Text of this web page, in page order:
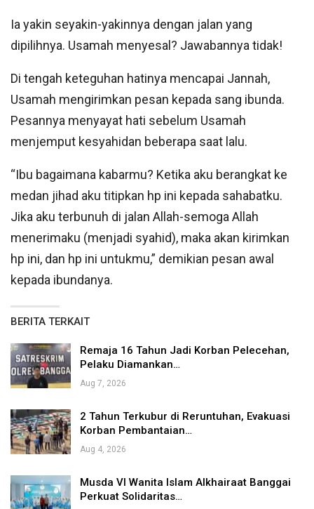
Ia yakin seyakin-yakinnya dengan jalan yang
dipilihnya. Usamah menyesal? Jawabannya tidak!
Di tengah keteguhan hatinya mencapai Jannah,
Usamah mengirimkan pesan kepada sang ibunda.
Pesannya menyayat hati sebelum Usamah
menjemput kesyahidan beberapa saat lalu.
“Ibu bagaimana kabarmu? Ketika aku berangkat ke
medan jihad aku titipkan hp ini kepada sahabatku.
Jika aku terbunuh di jalan Allah-semoga Allah
menerimaku (menjadi syahid), maka akan kirimkan
hp ini, dan hp ini untukmu,” demikian pesan awal
kepada ibundanya.
BERITA TERKAIT
Remaja 16 Tahun Jadi Korban Pelecehan,
Pelaku Diamankan…
Aug 7, 2026
2 Tahun Terkubur di Reruntuhan, Evakuasi
Korban Pembantaian…
Aug 4, 2026
Musda VI Wanita Islam Alkhairaat Banggai
Perkuat Solidaritas…